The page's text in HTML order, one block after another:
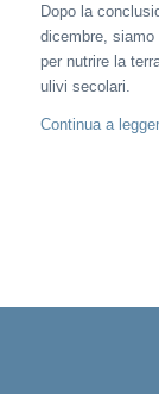
Dopo la
dicembre, siamo
per nutrire la
ulivi secolari.
Continua a